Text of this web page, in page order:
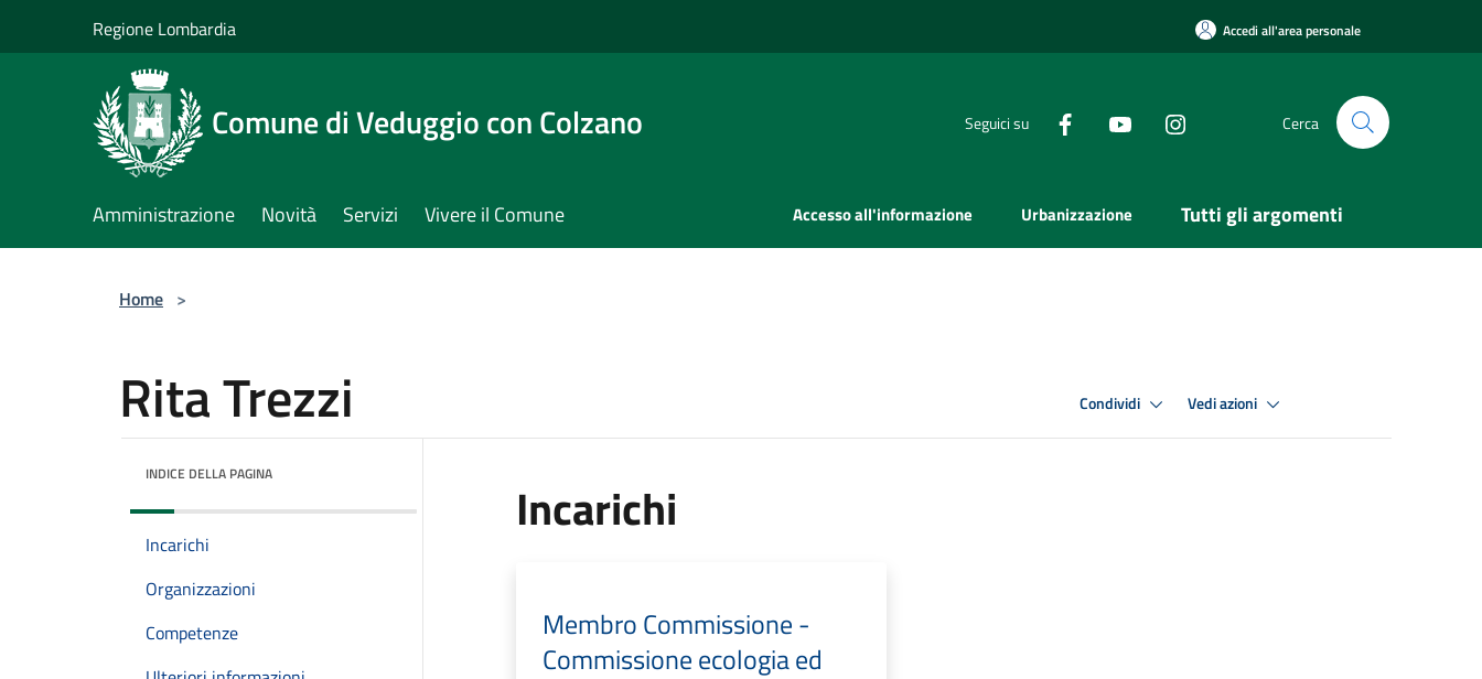
Regione Lombardia Accedi all'area personale
Comune di Veduggio con Colzano Seguici su Cerca
Amministrazione Novità Servizi Vivere il Comune Accesso all'informazione Urbanizzazione Tutti gli argomenti
Home >
Rita Trezzi Condividi Vedi azioni
INDICE DELLA PAGINA
Incarichi
Organizzazioni
Competenze
Incarichi
Membro Commissione -
Commissione ecologia ed